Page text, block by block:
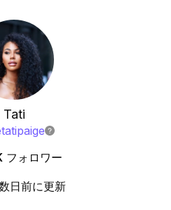
Tati
フォロワー
日前に更新